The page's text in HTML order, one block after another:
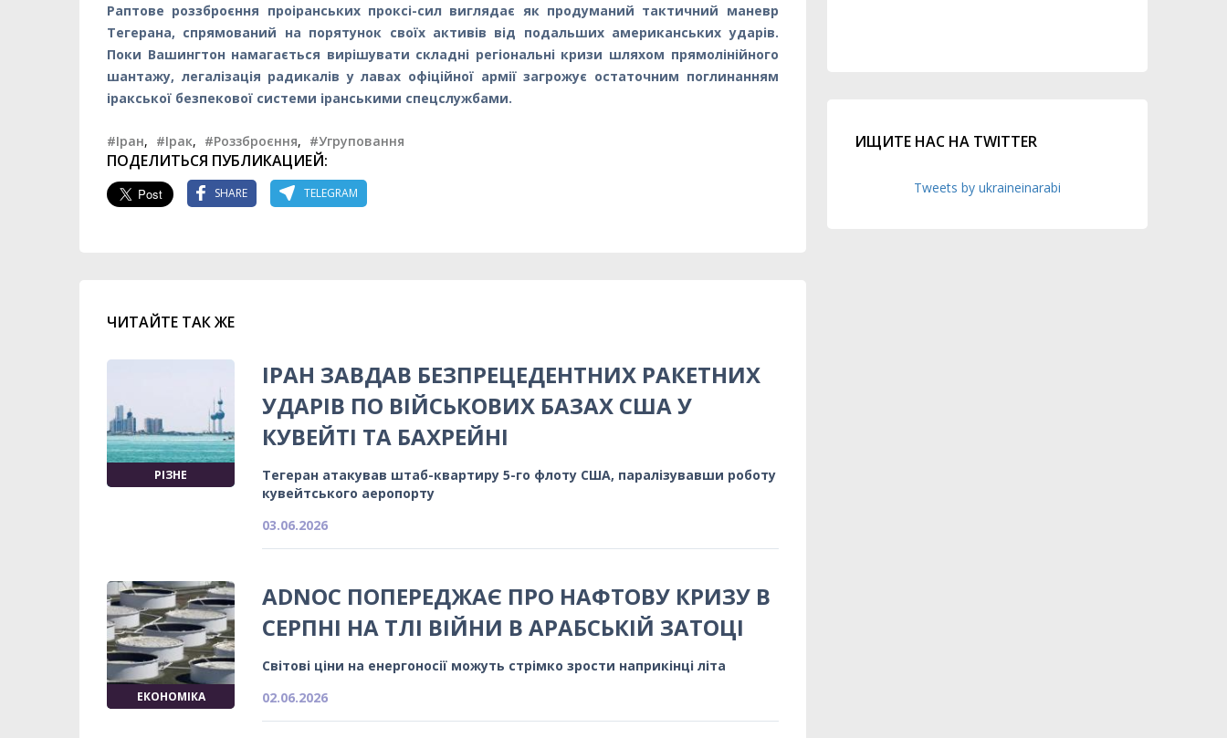
Раптове роззброєння проіранських проксі-сил виглядає як продуманий тактичний маневр
Тегерана, спрямований на порятунок своїх активів від подальших американських ударів.
Поки Вашингтон намагається вирішувати складні регіональні кризи шляхом прямолінійного
шантажу, легалізація радикалів у лавах офіційної армії загрожує остаточним поглинанням
іракської безпекової системи іранськими спецслужбами.
#Іран, #Ірак, #Роззброєння, #Угруповання
ПОДЕЛИТЬСЯ ПУБЛИКАЦИЕЙ:
SHARE TELEGRAM
ЧИТАЙТЕ ТАК ЖЕ
РІЗНЕ
ІРАН ЗАВДАВ БЕЗПРЕЦЕДЕНТНИХ РАКЕТНИХ
УДАРІВ ПО ВІЙСЬКОВИХ БАЗАХ США У
КУВЕЙТІ ТА БАХРЕЙНІ
Тегеран атакував штаб-квартиру 5-го флоту США, паралізувавши роботу
кувейтського аеропорту
03.06.2026
ЕКОНОМІКА
ADNOC ПОПЕРЕДЖАЄ ПРО НАФТОВУ КРИЗУ В
СЕРПНІ НА ТЛІ ВІЙНИ В АРАБСЬКІЙ ЗАТОЦІ
Світові ціни на енергоносії можуть стрімко зрости наприкінці літа
02.06.2026
ИЩИТЕ НАС НА TWITTER
Tweets by ukraineinarabi